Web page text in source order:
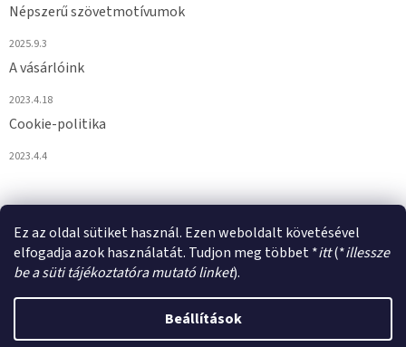
Ez az oldal sütiket használ. Ezen weboldalt követésével
elfogadja azok használatát. Tudjon meg többet *itt(*illessze
be a süti tájékoztatóra mutató linket).
Beállítások
Népszerű szövetmotívumok
2025.9.3
A vásárlóink
2023.4.18
Cookie-politika
2023.4.4